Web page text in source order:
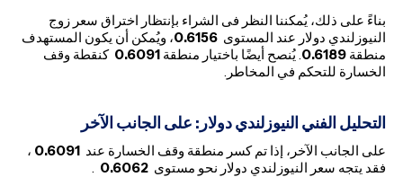
بناءً على ذلك، يُمكننا النظر فى الشراء بإنتظار اختراق سعر زوج
النيوزلندي دولار عند المستوى 0.6156
، ويُمكن أن يكون المستهدف
منطقة 0.6189 . يُنصح أيضًا باختيار منطقة 0.6091
كنقطة وقف
الخسارة للتحكم في المخاطر.
التحليل الفني النيوزلندي دولار: على الجانب الآخر
على الجانب الآخر، إذا تم كسر منطقة وقف الخسارة عند 0.6091
،
فقد يتجه سعر النيوزلندي دولار نحو مستوى 0.6062
.